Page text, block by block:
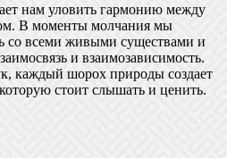
нам уловить гармонию между
В моменты молчания мы
со всеми живыми существами и
и взаимозависимость.
каждый шорох природы создает
стоит слышать и ценить.